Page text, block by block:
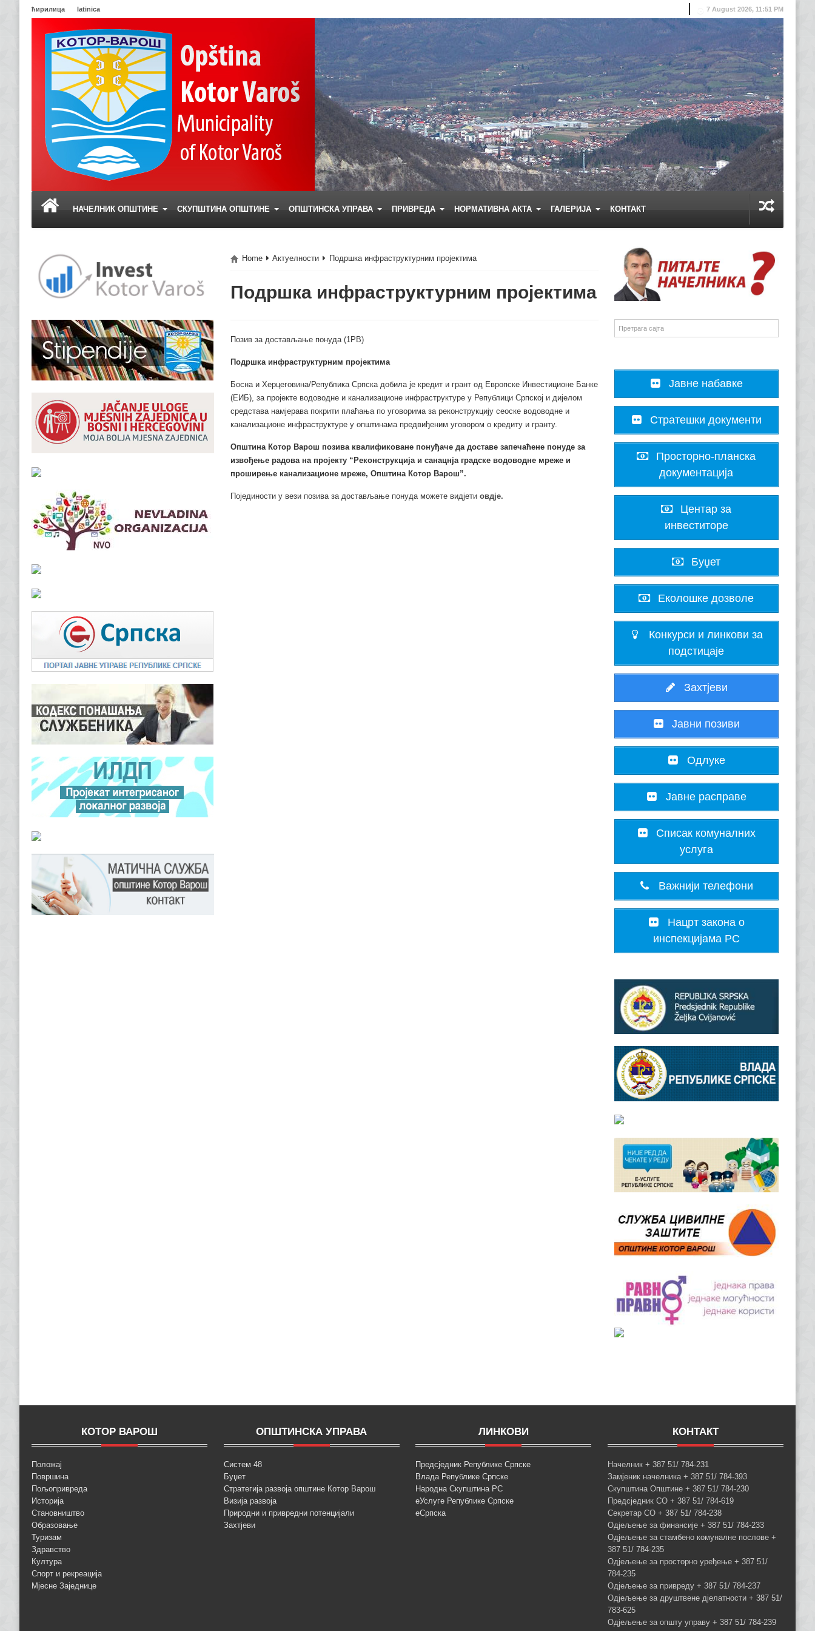
ћирилица latinica 7 August 2026, 11:51 PM
НАЧЕЛНИК ОПШТИНЕ СКУПШТИНА ОПШТИНЕ ОПШТИНСКА УПРАВА ПРИВРЕДА НОРМАТИВНА АКТА ГАЛЕРИЈА КОНТАКТ
Home Актуелности Подршка инфраструктурним пројектима
Подршка инфраструктурним пројектима
Позив за достављање понуда (1РВ)
Подршка инфраструктурним пројектима
Босна и Херцеговина/Република Српска добила је кредит и грант од Европске Инвестиционе Банке
(ЕИБ), за пројекте водоводне и канализационе инфраструктуре у Републици Српској и дијелом
средстава намјерава покрити плаћања по уговорима за реконструкцију сеоске водоводне и
канализационе инфраструктуре у општинама предвиђеним уговором о кредиту и гранту.
Општина Котор Варош позива квалификоване понуђаче да доставе запечаћене понуде за
извођење радова на пројекту “Реконструкција и санацнја градске водоводне мреже и
проширење канализационе мреже, Општина Котор Варош”.
Појединости у вези позива за достављање понуда можете видјети овдје.
Јавне набавке
Стратешки документи
Просторно-планска
документација
Центар за
инвеститоре
Буџет
Еколошке дозволе
Конкурси и линкови за
подстицаје
Захтјеви
Јавни позиви
Одлуке
Јавне расправе
Списак комуналних
услуга
Важнији телефони
Нацрт закона о
инспекцијама РС
КОТОР ВАРОШ
Положај
Површина
Пољопривреда
Историја
Становништво
Образовање
Туризам
Здравство
Култура
Спорт и рекреација
Мјесне Заједнице
ОПШТИНСКА УПРАВА
Систем 48
Буџет
Стратегија развоја општине Котор Варош
Визија развоја
Природни и привредни потенцијали
Захтјеви
ЛИНКОВИ
Предсједник Републике Српске
Влада Републике Српске
Народна Скупштина РС
еУслуге Републике Српске
еСрпска
КОНТАКТ
Начелник + 387 51/ 784-231
Замјеник начелника + 387 51/ 784-393
Скупштина Општине + 387 51/ 784-230
Предсједник СО + 387 51/ 784-619
Секретар СО + 387 51/ 784-238
Одјељење за финансије + 387 51/ 784-233
Одјељење за стамбено комуналне послове +
387 51/ 784-235
Одјељење за просторно уређење + 387 51/
784-235
Одјељење за привреду + 387 51/ 784-237
Одјељење за друштвене дјелатности + 387 51/
783-625
Одјељење за општу управу + 387 51/ 784-239